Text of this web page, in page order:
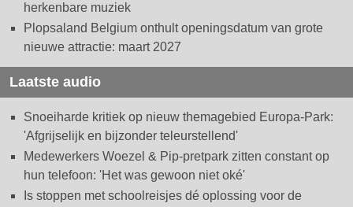
herkenbare muziek
Plopsaland Belgium onthult openingsdatum van grote
nieuwe attractie: maart 2027
Laatste audio
Snoeiharde kritiek op nieuw themagebied Europa-Park:
'Afgrijselijk en bijzonder teleurstellend'
Medewerkers Woezel & Pip-pretpark zitten constant op
hun telefoon: 'Het was gewoon niet oké'
Is stoppen met schoolreisjes dé oplossing voor de